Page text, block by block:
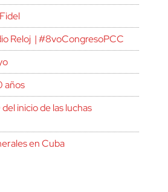
Reloj | #8voCongresoPCC
años
inicio de las luchas
en Cuba